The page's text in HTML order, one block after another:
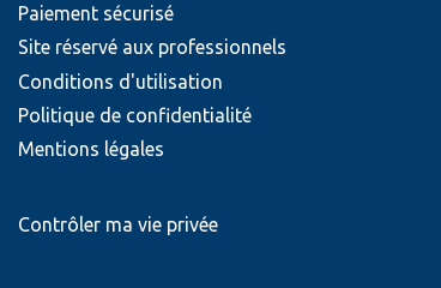
Paiement sécurisé
Site réservé aux professionnels
Conditions d'utilisation
Politique de confidentialité
Mentions légales
Contrôler ma vie privée